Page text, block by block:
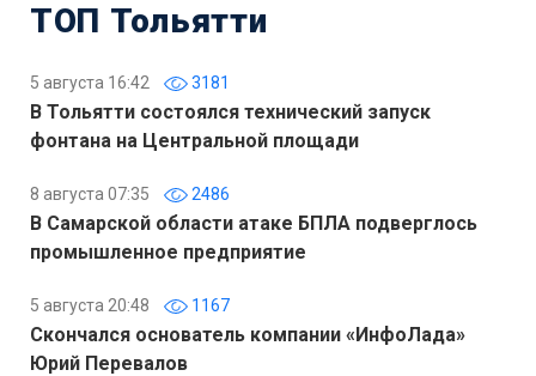
ТОП Тольятти
5 августа 16:42 3181
В Тольятти состоялся технический запуск
фонтана на Центральной площади
8 августа 07:35 2486
В Самарской области атаке БПЛА подверглось
промышленное предприятие
5 августа 20:48 1167
Скончался основатель компании «ИнфоЛада»
Юрий Перевалов